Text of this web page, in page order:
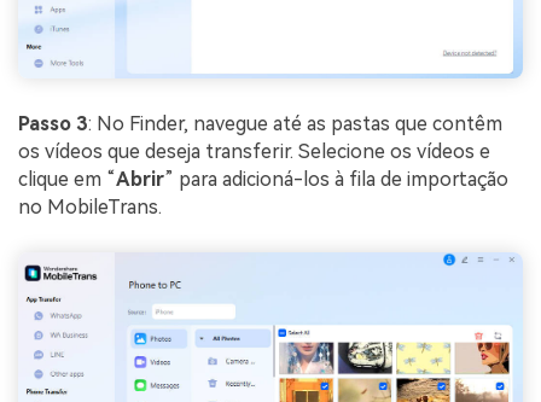
Passo 3: No Finder, navegue até as pastas que contêm
os vídeos que deseja transferir. Selecione os vídeos e
clique em “Abrir” para adicioná-los à fila de importação
no MobileTrans.